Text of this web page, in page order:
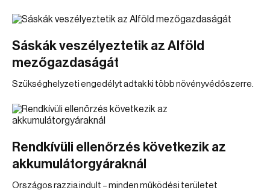
Sáskák veszélyeztetik az Alföld
mezőgazdaságát
Szükséghelyzeti engedélyt adtak ki több növényvédőszerre.
Rendkívüli ellenőrzés következik az
akkumulátorgyáraknál
Országos razzia indult – minden működési területet